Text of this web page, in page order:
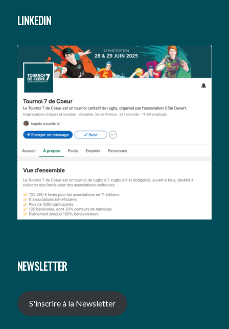
LINKEDIN
NEWSLETTER
S'inscrire à la Newsletter